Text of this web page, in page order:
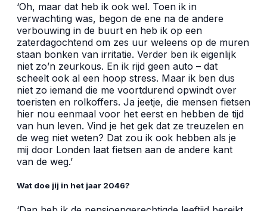
‘Oh, maar dat heb ik ook wel. Toen ik in
verwachting was, begon de ene na de andere
verbouwing in de buurt en heb ik op een
zaterdagochtend om zes uur weleens op de muren
staan bonken van irritatie. Verder ben ik eigenlijk
niet zo’n zeurkous. En ik rijd geen auto – dat
scheelt ook al een hoop stress. Maar ik ben dus
niet zo iemand die me voortdurend opwindt over
toeristen en rolkoffers. Ja jeetje, die mensen fietsen
hier nou eenmaal voor het eerst en hebben de tijd
van hun leven. Vind je het gek dat ze treuzelen en
de weg niet weten? Dat zou ik ook hebben als je
mij door Londen laat fietsen aan de andere kant
van de weg.’
Wat doe jij in het jaar 2046?